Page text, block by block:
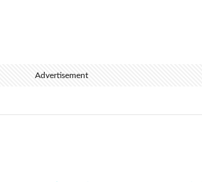
Advertisement